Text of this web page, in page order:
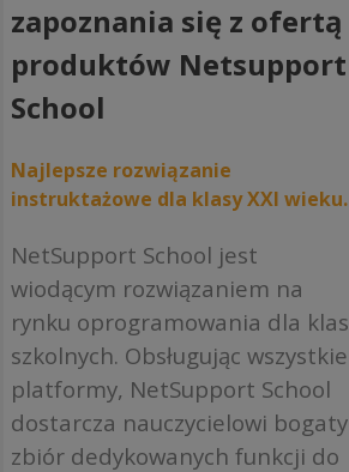
zapoznania się z ofertą
produktów Netsupport
School
Najlepsze rozwiązanie
instruktażowe dla klasy XXI wieku.
NetSupport School jest
wiodącym rozwiązaniem na
rynku oprogramowania dla klas
szkolnych. Obsługując wszystkie
platformy, NetSupport School
dostarcza nauczycielowi bogaty
zbiór dedykowanych funkcji do